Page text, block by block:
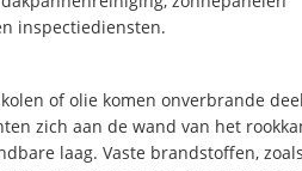
inspectiediensten.
of olie komen onverbrande
zich aan de wand van het
laag. Vaste brandstoffen, zoals